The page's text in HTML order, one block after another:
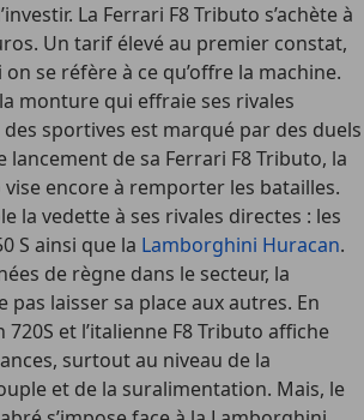
La Ferrari F8 Tributo s’achète à
Un tarif élevé au premier constat,
se réfère à ce qu’offre la machine.
monture qui effraie ses rivales
sportives est marqué par des duels
lancement de sa Ferrari F8 Tributo, la
encore à remporter les batailles.
la vedette à ses rivales directes : les
S ainsi que la Lamborghini Huracan.
de règne dans le secteur, la
pas laisser sa place aux autres. En
et l’italienne F8 Tributo affiche
surtout au niveau de la
et de la suralimentation. Mais, le